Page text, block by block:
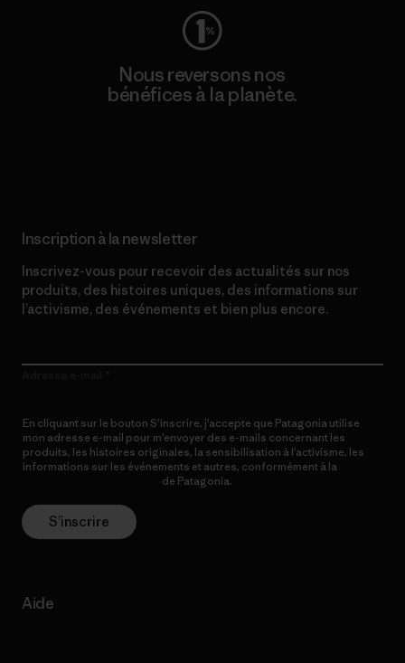
Nous reversons nos
bénéfices à la planète.
Inscription à la newsletter
Inscrivez-vous pour recevoir des actualités sur nos
produits, des histoires uniques, des informations sur
l’activisme, des événements et bien plus encore.
En cliquant sur le bouton S’inscrire, j’accepte que Patagonia utilise
mon adresse e-mail pour m’envoyer des e-mails concernant les
produits, les histoires originales, la sensibilisation à l’activisme, les
informations sur les événements et autres, conformément à la
de Patagonia.
S’inscrire
Aide